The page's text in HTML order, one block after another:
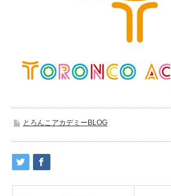
とろんこアカデミーBLOG